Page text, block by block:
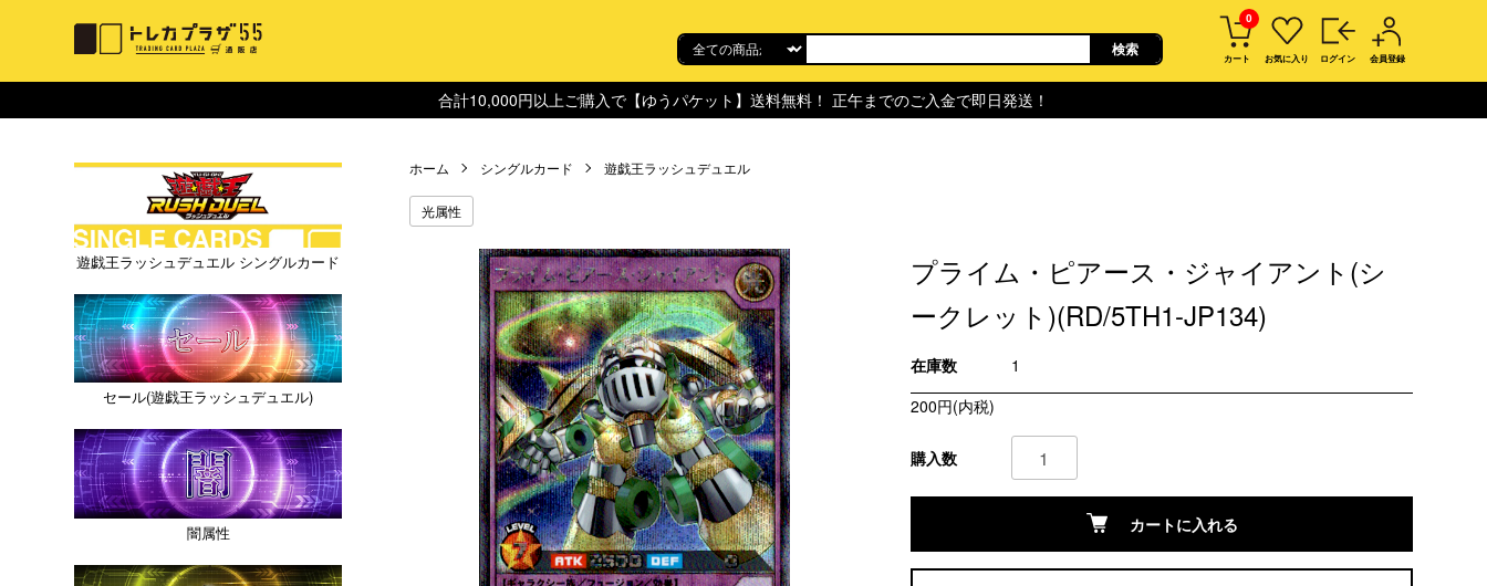
0
カート お気に入り ログイン 会員登録
合計10,000円以上ご購入で【ゆうパケット】送料無料！ 正午までのご入金で即日発送！
ホーム シングルカード 遊戯王ラッシュデュエル
光属性
プライム・ピアース・ジャイアント(シ
ークレット)(RD/5TH1-JP134)
在庫数
1
200円(内税)
購入数
カートに入れる
遊戯王ラッシュデュエル シングルカード
セール(遊戯王ラッシュデュエル)
闇属性